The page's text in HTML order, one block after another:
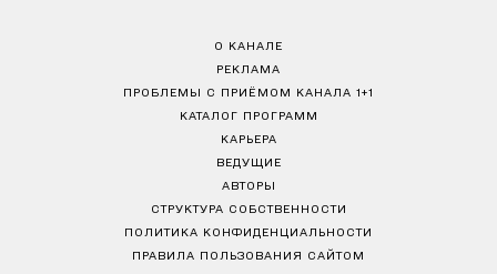
О КАНАЛЕ
РЕКЛАМА
ПРОБЛЕМЫ С ПРИЁМОМ КАНАЛА 1+1
КАТАЛОГ ПРОГРАММ
КАРЬЕРА
ВЕДУЩИЕ
АВТОРЫ
СТРУКТУРА СОБСТВЕННОСТИ
ПОЛИТИКА КОНФИДЕНЦИАЛЬНОСТИ
ПРАВИЛА ПОЛЬЗОВАНИЯ САЙТОМ